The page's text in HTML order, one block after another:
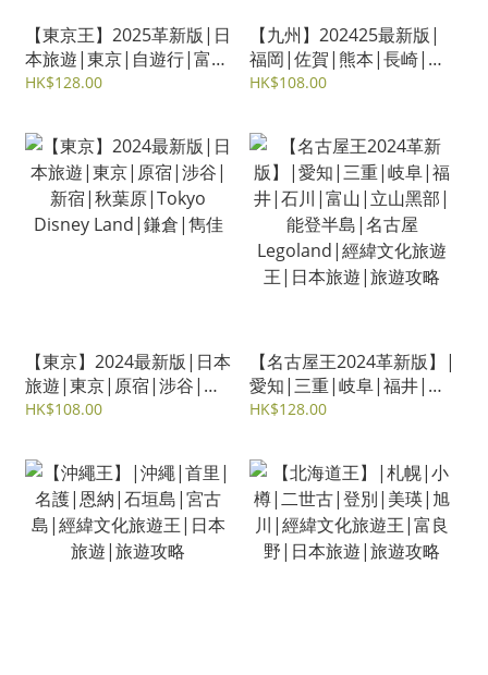
【東京王】2025革新版|日
本旅遊|東京|自遊行|富士
山|旅遊王|
HK$128.00
【九州】202425最新版|
福岡|佐賀|熊本|長崎|宮
崎|鹿兒島|別府|湯布院|
HK$108.00
【東京】2024最新版|日本
旅遊|東京|原宿|涉谷|新
宿|秋葉原|Tokyo Disney
HK$108.00
【名古屋王2024革新版】|
愛知|三重|岐阜|福井|石
川|富山|立山黑部|能登半
文化旅遊王|日本旅遊|旅
遊攻略
HK$128.00